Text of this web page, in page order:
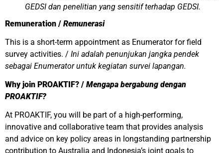
GEDSI dan penelitian yang sensitif terhadap GEDSI.
Remuneration / Remunerasi
This is a short-term appointment as Enumerator for field
survey activities. / Ini adalah penunjukan jangka pendek
sebagai Enumerator untuk kegiatan survei lapangan.
Why join PROAKTIF? / Mengapa bergabung dengan
PROAKTIF?
At PROAKTIF, you will be part of a high-performing,
innovative and collaborative team that provides analysis
and advice on key policy areas in longstanding partnership
contribution to Australia and Indonesia’s joint goals to